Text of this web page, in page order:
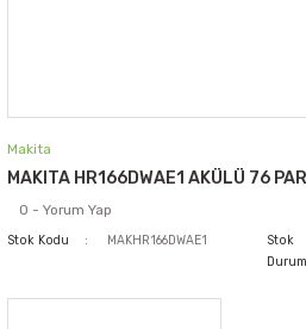
Makita
MAKITA HR166DWAE1 AKÜLÜ 76
0 - Yorum Yap
Stok Kodu MAKHR166DWAE1
Stok